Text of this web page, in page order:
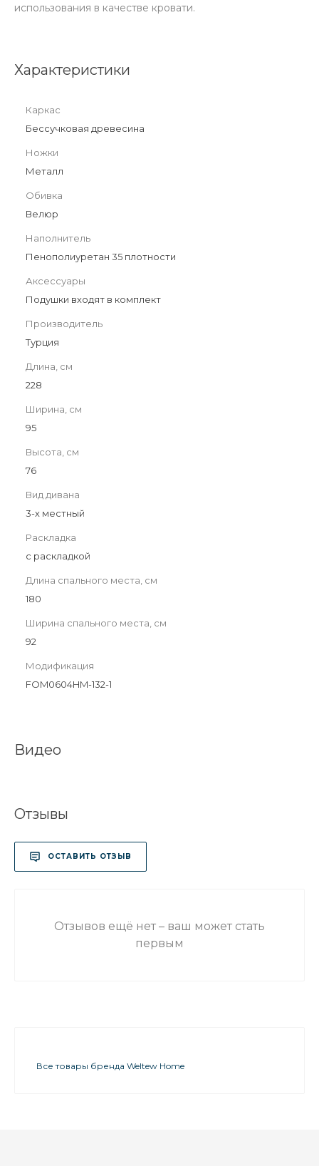
использования в качестве кровати.
Характеристики
Каркас
Бессучковая древесина
Ножки
Металл
Обивка
Велюр
Наполнитель
Пенополиуретан 35 плотности
Аксессуары
Подушки входят в комплект
Производитель
Турция
Длина, см
228
Ширина, см
95
Высота, см
76
Вид дивана
3-х местный
Раскладка
с раскладкой
Длина спального места, см
180
Ширина спального места, см
92
Модификация
FOM0604HM-132-1
Видео
Отзывы
ОСТАВИТЬ ОТЗЫВ
Отзывов ещё нет – ваш может стать
первым
Все товары бренда Weltew Home